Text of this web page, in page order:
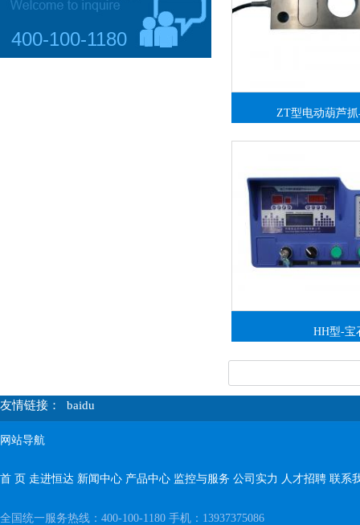
400-100-1180
ZT型电动葫芦
HH型-宝
友情链接： baidu
网站导航
首 页 走进恒达 新闻中心 产品中心 监控与服务 公司实力 人才招聘 联系
全国统一服务热线：400-100-1180 手机：13937375086